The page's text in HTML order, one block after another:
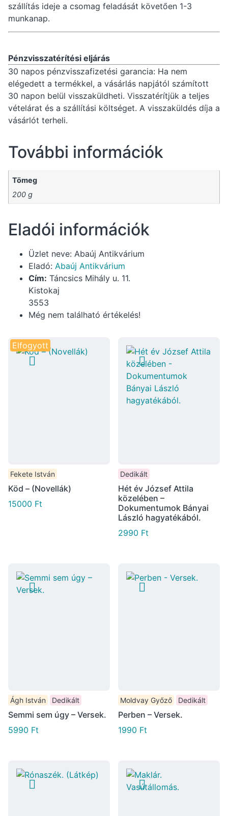
szállítás ideje a csomag feladását követően 1-3
munkanap.
Pénzvisszatérítési eljárás
30 napos pénzvisszafizetési garancia: Ha nem
elégedett a termékkel, a vásárlás napjától számított
30 napon belül visszaküldheti. Visszatérítjük a teljes
vételárat és a szállítási költséget. A visszaküldés díja a
vásárlót terheli.
További információk
Tömeg
200 g
Eladói információk
Üzlet neve: Abaúj Antikvárium
Eladó: Abaúj Antikvárium
Cím: Táncsics Mihály u. 11.
Kistokaj
3553
Még nem található értékelés!
Elfogyott
Fekete István
Köd – (Novellák)
15000 Ft
Dedikált
Hét év József Attila
közelében –
Dokumentumok Bányai
László hagyatékából.
2990 Ft
Ágh István Dedikált
Semmi sem úgy – Versek.
5990 Ft
Moldvay Győző Dedikált
Perben – Versek.
1990 Ft